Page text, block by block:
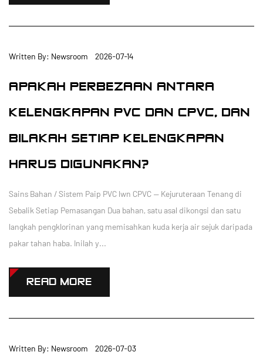
Written By: Newsroom 2026-07-14
APAKAH PERBEZAAN ANTARA
KELENGKAPAN PVC DAN CPVC, DAN
BILAKAH SETIAP KELENGKAPAN
HARUS DIGUNAKAN?
Sains Bahan / Sistem Paip PVC lwn CPVC — Kejuruteraan Tenang di
Sebalik Setiap Pemasangan Dua bahan, satu asal dikongsi dan satu
langkah pengklorinan yang memisahkan kuda kerja air sejuk daripada
pakar tahan haba. Inilah y...
READ MORE
Written By: Newsroom 2026-07-03